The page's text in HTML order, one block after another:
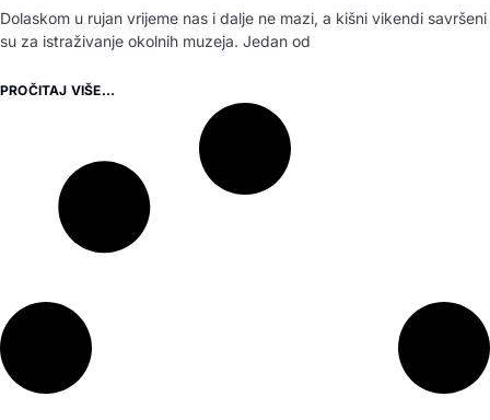
Dolaskom u rujan vrijeme nas i dalje ne mazi, a kišni vikendi savršeni
su za istraživanje okolnih muzeja. Jedan od
PROČITAJ VIŠE...